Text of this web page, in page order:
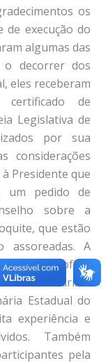
os
de execução do
algumas das
o decorrer dos
eles receberam
de
Legislativa de
por sua
considerações
Presidente que
um pedido de
sobre a
que estão
assoreadas. A
de um ofício
Edil Amarildo
Estadual do
experiência e
Também
pela